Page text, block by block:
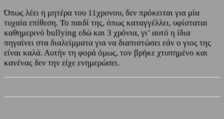
Όπως λέει η μητέρα του 11χρονου, δεν πρόκειται για μία
τυχαία επίθεση. Το παιδί της, όπως καταγγέλλει, υφίσταται
καθημερινό bullying εδώ και 3 χρόνια, γι’ αυτό η ίδια
πηγαίνει στα διαλείμματα για να διαπιστώσει εάν ο γιος της
είναι καλά. Αυτήν τη φορά όμως, τον βρήκε χτυπημένο και
κανένας δεν την είχε ενημερώσει.